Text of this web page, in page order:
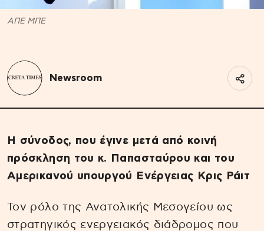
ΑΠΕ ΜΠΕ
Newsroom
Η σύνοδος, που έγινε μετά από κοινή
πρόσκληση του κ. Παπασταύρου και του
Αμερικανού υπουργού Ενέργειας Κρις Ράιτ
Τον ρόλο της Ανατολικής Μεσογείου ως
στρατηγικός ενεργειακός διάδρομος που